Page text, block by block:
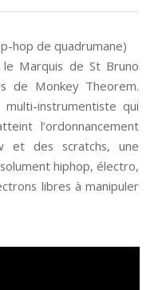
hop de quadrumane)
Marquis de St Bruno
de Monkey Theorem.
instrumentiste qui
l’ordonnancement
et des scratchs, une
hiphop, électro,
libres à manipuler